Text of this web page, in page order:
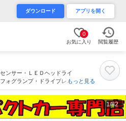
ダウンロード アプリを開く
0
お気に入り 閲覧履歴
サー・ＬＥＤヘッドライ
ォグランプ・ドライブレコ
グストップ・レーンキー
府）
もっと見る
1/82